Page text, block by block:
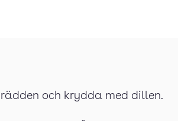
och krydda med dillen.